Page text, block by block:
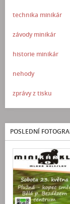
technika minikár
závody minikár
historie minikár
nehody
zprávy z tisku
POSLEDNÍ